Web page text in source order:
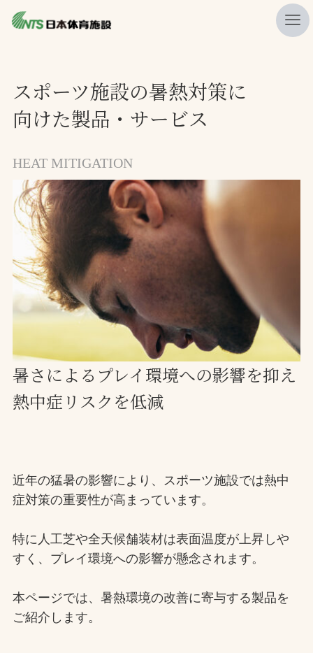
ニュース
プレスリリース
製品・サービス一覧
施工・管理実績一覧
会社概要
採用情報
お取引先の皆様へ
プライバシーポリシー
文字の見えづらさや操作にお困りの方へ
スポーツ施設の暑熱対策に
向けた製品・サービス
HEAT MITIGATION
暑さによるプレイ環境への影響を抑え
熱中症リスクを低減
近年の猛暑の影響により、スポーツ施設では熱中
症対策の重要性が高まっています。
特に人工芝や全天候舗装材は表面温度が上昇しや
すく、プレイ環境への影響が懸念されます。
本ページでは、暑熱環境の改善に寄与する製品を
ご紹介します。